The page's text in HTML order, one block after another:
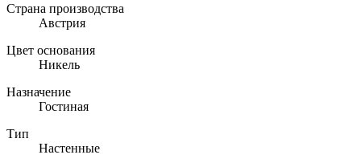
Страна производства
Австрия
Цвет основания
Никель
Назначение
Гостиная
Тип
Настенные